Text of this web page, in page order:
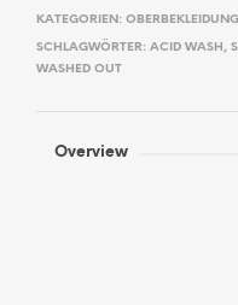
KATEGORIEN: OBERBEKLEIDUNG
SCHLAGWÖRTER: ACID WASH ,
WASHED OUT
Overview